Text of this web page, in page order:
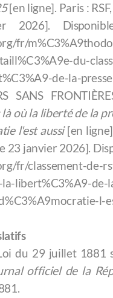
[en ligne]. Paris :
2026].
fr/
du-
de-la-
SANS
là où la liberté de la
l'est aussi[en
23 janvier 2026].
fr/classement-de-
la-libert%C3%A9-de-
l-
du 29 juillet 1881
officiel de la